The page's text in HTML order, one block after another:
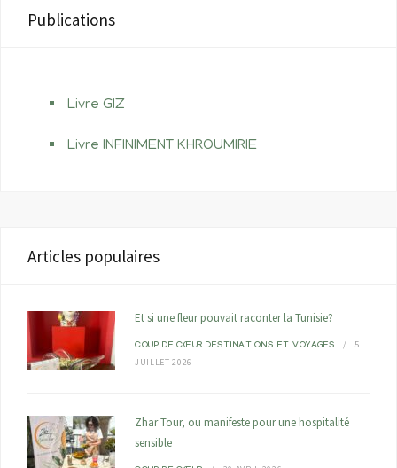
Publications
Livre GIZ
Livre INFINIMENT KHROUMIRIE
Articles populaires
Et si une fleur pouvait raconter la Tunisie?
COUP DE CŒUR DESTINATIONS ET VOYAGES
5
JUILLET 2026
Zhar Tour, ou manifeste pour une hospitalité
sensible